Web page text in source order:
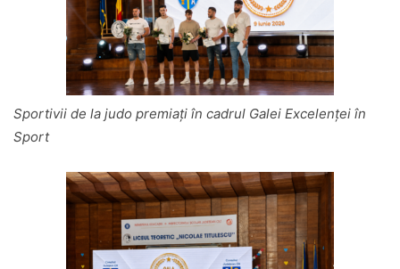
Sportivii de la judo premiați în cadrul Galei Excelenței în
Sport